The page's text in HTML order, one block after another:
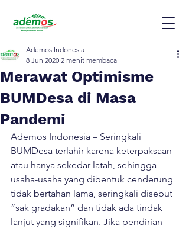
Merawat Optimisme
BUMDesa di Masa
Pandemi
Ademos Indonesia
8 Jun 2020 2 menit membaca
Ademos Indonesia – Seringkali
BUMDesa terlahir karena keterpaksaan
atau hanya sekedar latah, sehingga
usaha-usaha yang dibentuk cenderung
tidak bertahan lama, seringkali disebut
“sak gradakan” dan tidak ada tindak
lanjut yang signifikan. Jika pendirian